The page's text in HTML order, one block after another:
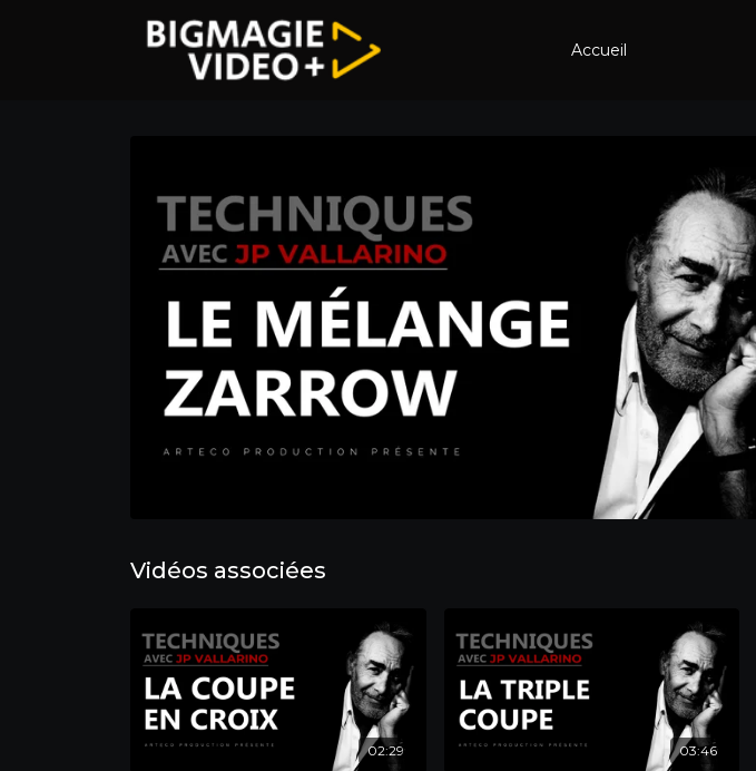
Accueil
Vidéos associées
02:29 03:46